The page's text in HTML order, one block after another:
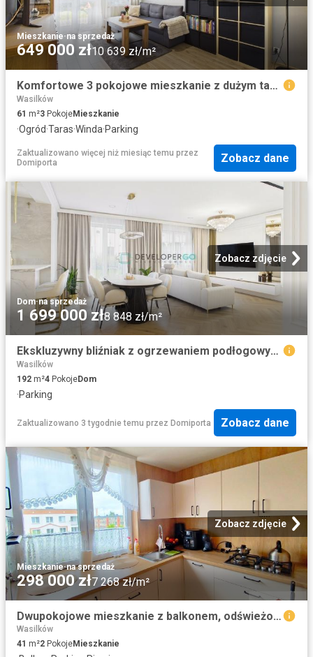
Mieszkanie·na sprzedaż
649 000 zł10 639 zł/m²
Komfortowe 3 pokojowe mieszkanie z dużym tarasem i ogródkiem
Wasilków
61 m²3 PokojeMieszkanie
·Ogród·Taras·Winda·Parking
Zaktualizowano więcej niż miesiąc temu przez
Domiporta
Zobacz dane
Zobacz zdjęcie
Dom·na sprzedaż
1 699 000 zł8 848 zł/m²
Ekskluzywny bliźniak z ogrzewaniem podłogowym i nowoczesnym wyposażeniem
Wasilków
192 m²4 PokojeDom
·Parking
Zaktualizowano 3 tygodnie temu przez Domiporta Zobacz dane
Zobacz zdjęcie
Mieszkanie·na sprzedaż
298 000 zł7 268 zł/m²
Dwupokojowe mieszkanie z balkonem, odświeżone, gotowe do wprowadzenia
Wasilków
41 m²2 PokojeMieszkanie